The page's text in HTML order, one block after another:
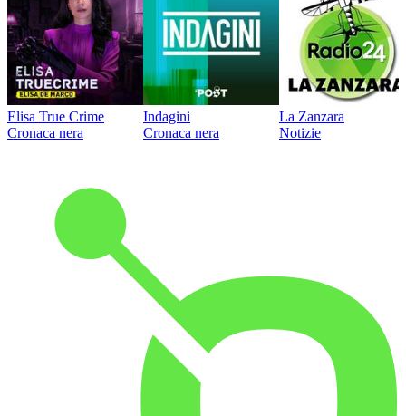
Elisa True Crime
Cronaca nera
Indagini
Cronaca nera
La Zanzara
Notizie